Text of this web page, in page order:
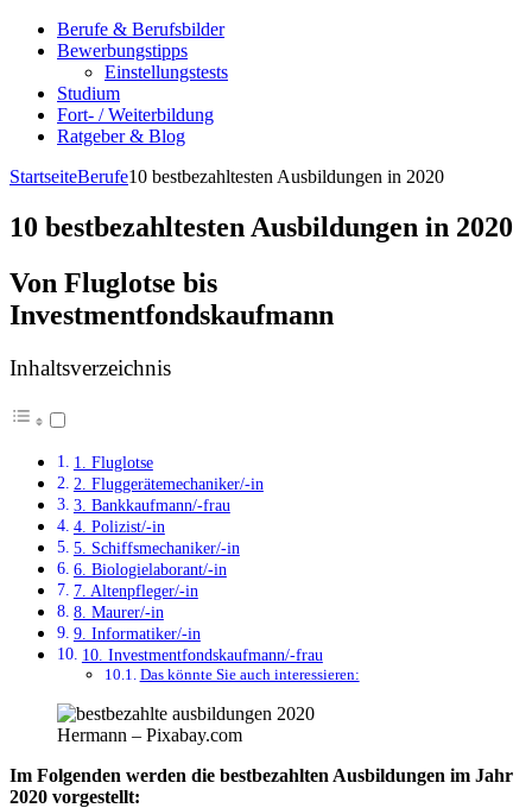
Berufe & Berufsbilder
Bewerbungstipps
Einstellungstests
Studium
Fort- / Weiterbildung
Ratgeber & Blog
StartseiteBerufe10 bestbezahltesten Ausbildungen in 2020
10 bestbezahltesten Ausbildungen in 2020
Von Fluglotse bis
Investmentfondskaufmann
Inhaltsverzeichnis
1. Fluglotse
2. Fluggerätemechaniker/-in
3. Bankkaufmann/-frau
4. Polizist/-in
5. Schiffsmechaniker/-in
6. Biologielaborant/-in
7. Altenpfleger/-in
8. Maurer/-in
9. Informatiker/-in
10. Investmentfondskaufmann/-frau
Das könnte Sie auch interessieren:
Hermann – Pixabay.com
Im Folgenden werden die bestbezahlten Ausbildungen im Jahr
2020 vorgestellt: